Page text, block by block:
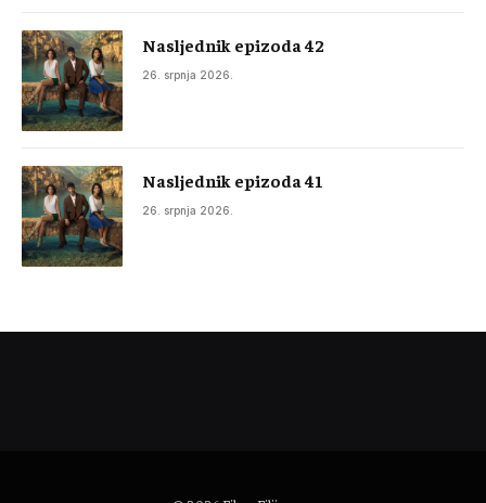
Nasljednik epizoda 42
26. srpnja 2026.
Nasljednik epizoda 41
26. srpnja 2026.